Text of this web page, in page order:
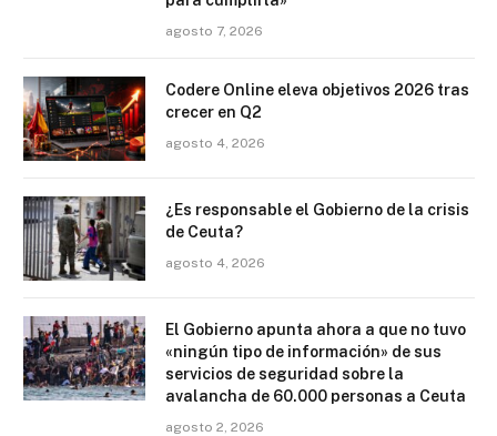
agosto 7, 2026
Codere Online eleva objetivos 2026 tras
crecer en Q2
agosto 4, 2026
¿Es responsable el Gobierno de la crisis
de Ceuta?
agosto 4, 2026
El Gobierno apunta ahora a que no tuvo
«ningún tipo de información» de sus
servicios de seguridad sobre la
avalancha de 60.000 personas a Ceuta
agosto 2, 2026